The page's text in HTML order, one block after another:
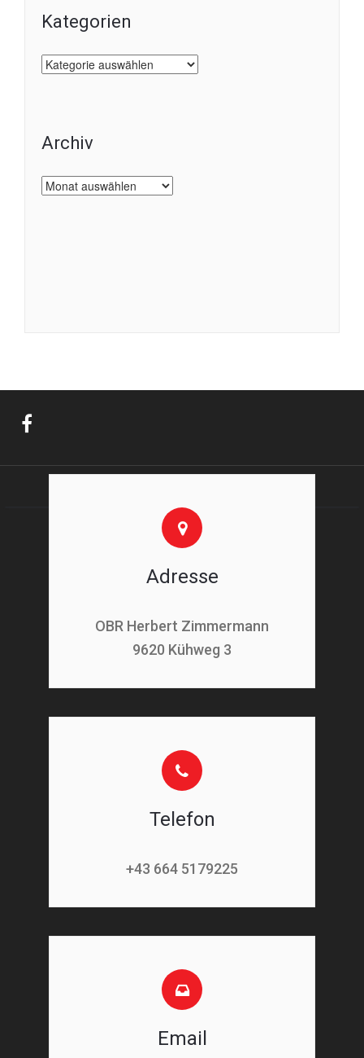
Kategorien
Kategorien
Archiv
Archiv
Adresse
OBR Herbert Zimmermann
9620 Kühweg 3
Telefon
+43 664 5179225
Email